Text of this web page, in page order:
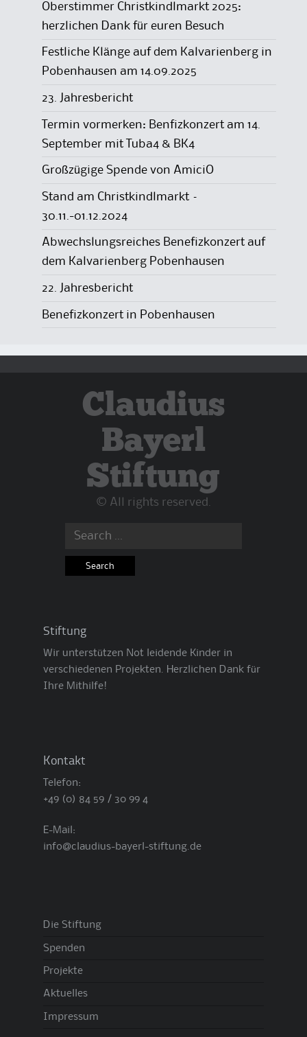
Oberstimmer Christkindlmarkt 2025:
herzlichen Dank für euren Besuch
Festliche Klänge auf dem Kalvarienberg in
Pobenhausen am 14.09.2025
23. Jahresbericht
Termin vormerken: Benfizkonzert am 14.
September mit Tuba4 & BK4
Großzügige Spende von AmiciO
Stand am Christkindlmarkt –
30.11.-01.12.2024
Abwechslungsreiches Benefizkonzert auf
dem Kalvarienberg Pobenhausen
22. Jahresbericht
Benefizkonzert in Pobenhausen
Claudius
Bayerl
Stiftung
© All rights reserved.
Search
Stiftung
Wir unterstützen Not leidende Kinder in
verschiedenen Projekten. Herzlichen Dank für
Ihre Mithilfe!
Kontakt
Telefon:
+49 (0) 84 59 / 30 99 4
E-Mail:
info@claudius-bayerl-stiftung.de
Die Stiftung
Spenden
Projekte
Aktuelles
Impressum